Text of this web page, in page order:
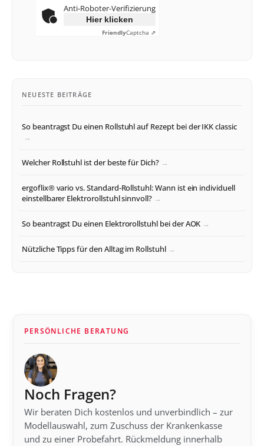
Anti-Roboter-Verifizierung
Hier klicken
FriendlyCaptcha ⇗
NEUESTE BEITRÄGE
So beantragst Du einen Rollstuhl auf Rezept bei der IKK classic
Welcher Rollstuhl ist der beste für Dich?
ergoflix® vario vs. Standard-Rollstuhl: Wann ist ein individuell
einstellbarer Elektrorollstuhl sinnvoll?
So beantragst Du einen Elektrorollstuhl bei der AOK
Nützliche Tipps für den Alltag im Rollstuhl
PERSÖNLICHE BERATUNG
Noch Fragen?
Wir beraten Dich kostenlos und unverbindlich – zur
Modellauswahl, zum Zuschuss der Krankenkasse
und zu einer Probefahrt. Rückmeldung innerhalb